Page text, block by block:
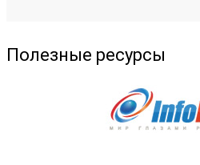
Полезные ресурсы